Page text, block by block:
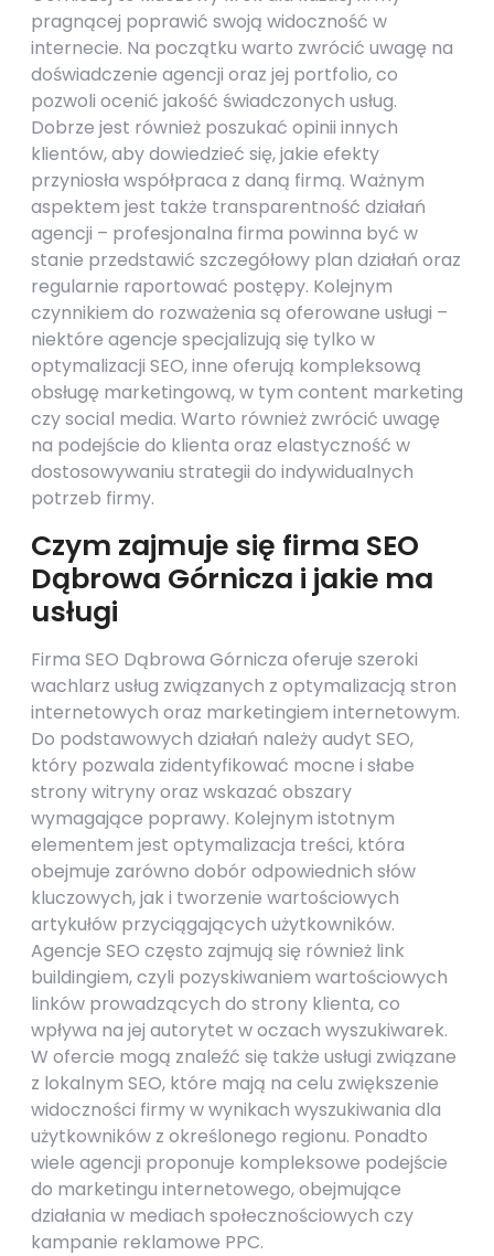
pragnącej poprawić swoją widoczność w
internecie. Na początku warto zwrócić uwagę na
doświadczenie agencji oraz jej portfolio, co
pozwoli ocenić jakość świadczonych usług.
Dobrze jest również poszukać opinii innych
klientów, aby dowiedzieć się, jakie efekty
przyniosła współpraca z daną firmą. Ważnym
aspektem jest także transparentność działań
agencji – profesjonalna firma powinna być w
stanie przedstawić szczegółowy plan działań oraz
regularnie raportować postępy. Kolejnym
czynnikiem do rozważenia są oferowane usługi –
niektóre agencje specjalizują się tylko w
optymalizacji SEO, inne oferują kompleksową
obsługę marketingową, w tym content marketing
czy social media. Warto również zwrócić uwagę
na podejście do klienta oraz elastyczność w
dostosowywaniu strategii do indywidualnych
potrzeb firmy.
Czym zajmuje się firma SEO
Dąbrowa Górnicza i jakie ma
usługi
Firma SEO Dąbrowa Górnicza oferuje szeroki
wachlarz usług związanych z optymalizacją stron
internetowych oraz marketingiem internetowym.
Do podstawowych działań należy audyt SEO,
który pozwala zidentyfikować mocne i słabe
strony witryny oraz wskazać obszary
wymagające poprawy. Kolejnym istotnym
elementem jest optymalizacja treści, która
obejmuje zarówno dobór odpowiednich słów
kluczowych, jak i tworzenie wartościowych
artykułów przyciągających użytkowników.
Agencje SEO często zajmują się również link
buildingiem, czyli pozyskiwaniem wartościowych
linków prowadzących do strony klienta, co
wpływa na jej autorytet w oczach wyszukiwarek.
W ofercie mogą znaleźć się także usługi związane
z lokalnym SEO, które mają na celu zwiększenie
widoczności firmy w wynikach wyszukiwania dla
użytkowników z określonego regionu. Ponadto
wiele agencji proponuje kompleksowe podejście
do marketingu internetowego, obejmujące
działania w mediach społecznościowych czy
kampanie reklamowe PPC.